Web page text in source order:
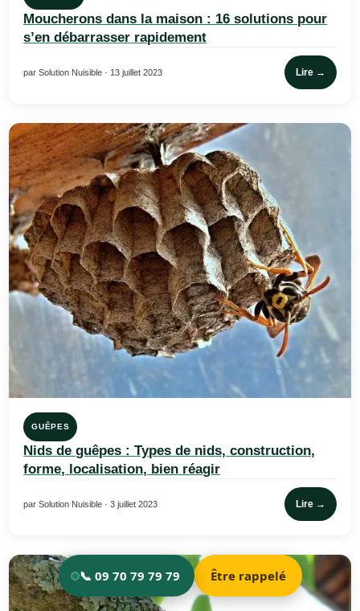
Moucherons dans la maison : 16 solutions pour
s’en débarrasser rapidement
par Solution Nuisible · 13 juillet 2023 Lire →
GUÊPES
Nids de guêpes : Types de nids, construction,
forme, localisation, bien réagir
par Solution Nuisible · 3 juillet 2023 Lire →